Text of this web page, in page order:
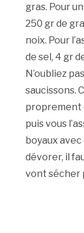
gras. Pour
250 gr de
noix. Pour
de sel, 4 gr
N’oubliez
saucissons.
proprement
puis vous
boyaux
dévorer, il
vont sécher